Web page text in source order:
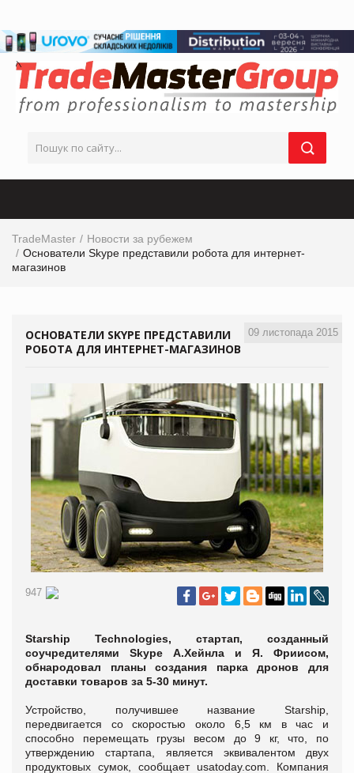
TradeMaster
Новости за рубежем
Основатели Skype представили робота для интернет-
магазинов
09 листопада 2015
ОСНОВАТЕЛИ SKYPE ПРЕДСТАВИЛИ
РОБОТА ДЛЯ ИНТЕРНЕТ-МАГАЗИНОВ
947
Starship Technologies, стартап, созданный
соучредителями Skype А.Хейнла и Я. Фриисом,
обнародовал планы создания парка дронов для
доставки товаров за 5-30 минут.
Устройство, получившее название Starship,
передвигается со скоростью около 6,5 км в час и
способно перемещать грузы весом до 9 кг, что, по
утверждению стартапа, является эквивалентом двух
продуктовых сумок, сообщает usatoday.com. Компания